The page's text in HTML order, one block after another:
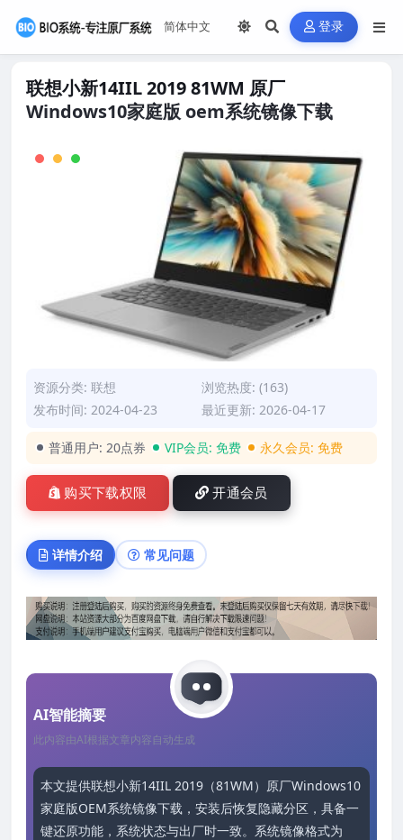
登录
联想小新14IIL 2019 81WM 原厂
Windows10家庭版 oem系统镜像下载
资源分类: 联想
浏览热度: (163)
发布时间: 2024-04-23
最近更新: 2026-04-17
普通用户: 20点券 VIP会员: 免费 永久会员: 免费
购买下载权限 开通会员
详情介绍 常见问题
AI智能摘要
此内容由AI根据文章内容自动生成
本文提供联想小新14IIL 2019（81WM）原厂Windows10
家庭版OEM系统镜像下载，安装后恢复隐藏分区，具备一
键还原功能，系统状态与出厂时一致。系统镜像格式为